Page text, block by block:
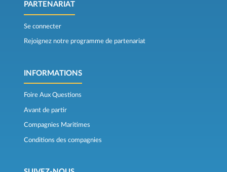
PARTENARIAT
Se connecter
Rejoignez notre programme de partenariat
INFORMATIONS
Foire Aux Questions
Avant de partir
Compagnies Maritimes
Conditions des compagnies